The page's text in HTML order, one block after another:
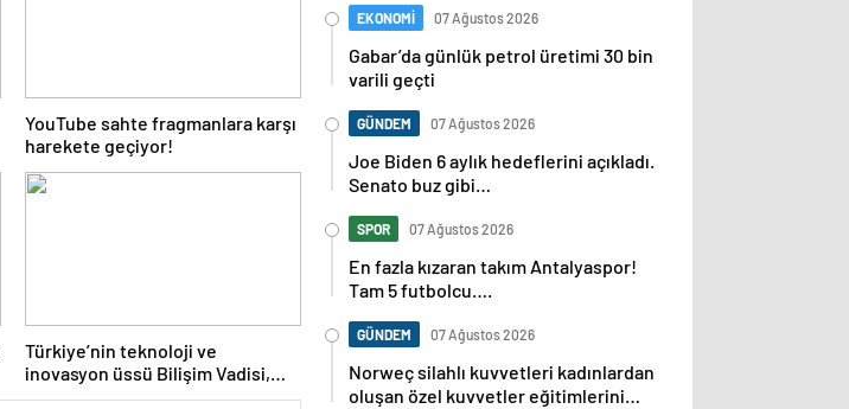
YouTube sahte fragmanlara karşı
harekete geçiyor!
Türkiye’nin teknoloji ve
inovasyon üssü Bilişim Vadisi,
enerjisini güneşten sağlıyor
EKONOMİ 07 Ağustos 2026
Gabar’da günlük petrol üretimi 30 bin
varili geçti
GÜNDEM 07 Ağustos 2026
Joe Biden 6 aylık hedeflerini açıkladı.
Senato buz gibi…
SPOR 07 Ağustos 2026
En fazla kızaran takım Antalyaspor!
Tam 5 futbolcu….
GÜNDEM 07 Ağustos 2026
Norweç silahlı kuvvetleri kadınlardan
oluşan özel kuvvetler eğitimlerini